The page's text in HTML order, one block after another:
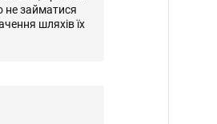
не займатися
шляхів їх